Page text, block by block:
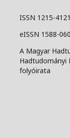
ISSN 1215-4121
eISSN 1588-
A Magyar
folyóirata